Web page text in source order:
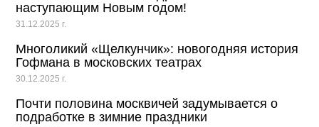
наступающим Новым годом!
31.12.2025 г.
Многоликий «Щелкунчик»: новогодняя история
Гофмана в московских театрах
30.12.2025 г.
Почти половина москвичей задумывается о
подработке в зимние праздники